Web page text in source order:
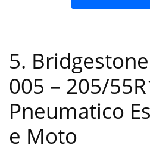
5.
005 – 205/
Pneumatico
e Moto